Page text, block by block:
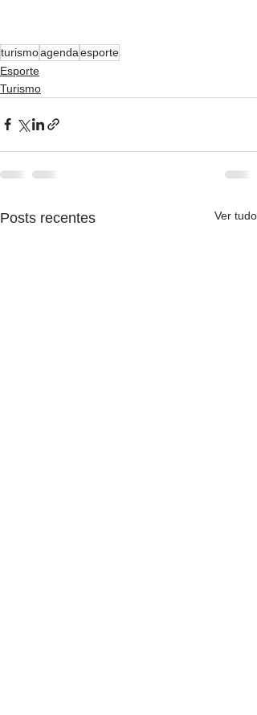
turismoagendaesporte
Esporte
Turismo
Posts recentes Ver tudo